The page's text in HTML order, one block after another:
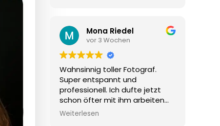
Mona Riedel
vor 3 Wochen
Wahnsinnig toller Fotograf.
Super entspannt und
professionell. Ich dufte jetzt
schon öfter mit ihm arbeiten
und es macht immer riesen
Weiterlesen